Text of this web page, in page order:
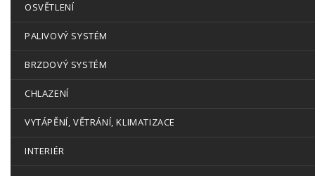
OSVĚTLENÍ
PALIVOVÝ SYSTÉM
BRZDOVÝ SYSTÉM
CHLAZENÍ
VYTÁPĚNÍ, VĚTRÁNÍ, KLIMATIZACE
INTERIÉR